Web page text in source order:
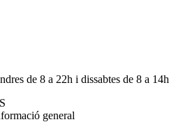
de 8 a 22h i dissabtes de 8 a 14h
general